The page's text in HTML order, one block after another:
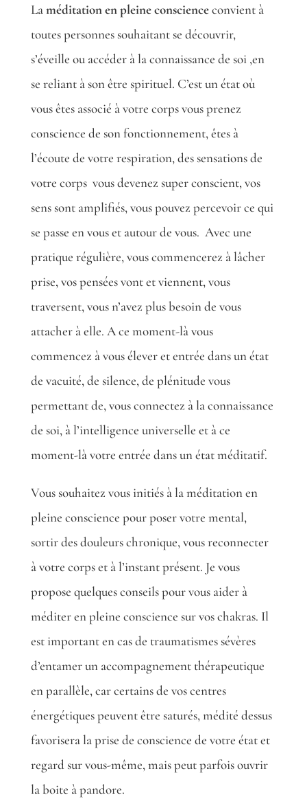
La méditation en pleine conscienceconvient à
toutes personnes souhaitant se découvrir,
s’éveille ou accéder à la connaissance de soi ,en
se reliant à son être spirituel. C’est un état où
vous êtes associé à votre corps vous prenez
conscience de son fonctionnement, êtes à
l’écoute de votre respiration, des sensations de
votre corps vous devenez super conscient, vos
sens sont amplifiés, vous pouvez percevoir ce qui
se passe en vous et autour de vous. Avec une
pratique régulière, vous commencerez à lâcher
prise, vos pensées vont et viennent, vous
traversent, vous n’avez plus besoin de vous
attacher à elle. A ce moment-là vous
commencez à vous élever et entrée dans un état
de vacuité, de silence, de plénitude vous
permettant de, vous connectez à la connaissance
de soi, à l’intelligence universelle et à ce
moment-là votre entrée dans un état méditatif.
Vous souhaitez vous initiés à la méditation en
pleine conscience pour poser votre mental,
sortir des douleurs chronique, vous reconnecter
à votre corps et à l’instant présent. Je vous
propose quelques conseils pour vous aider à
méditer en pleine conscience sur vos chakras. Il
est important en cas de traumatismes sévères
d’entamer un accompagnement thérapeutique
en parallèle, car certains de vos centres
énergétiques peuvent être saturés, médité dessus
favorisera la prise de conscience de votre état et
regard sur vous-même, mais peut parfois ouvrir
la boite à pandore.